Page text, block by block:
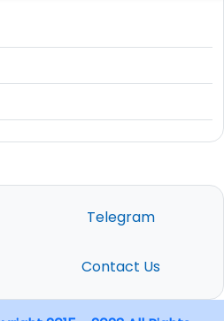
Telegram
Contact Us